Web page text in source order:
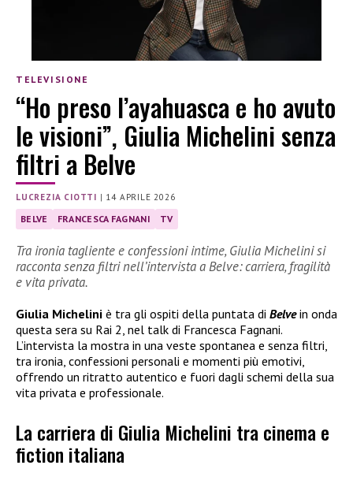
TELEVISIONE
“Ho preso l’ayahuasca e ho avuto
le visioni”, Giulia Michelini senza
filtri a Belve
LUCREZIA CIOTTI | 14 APRILE 2026
BELVE FRANCESCA FAGNANI TV
Tra ironia tagliente e confessioni intime, Giulia Michelini si
racconta senza filtri nell’intervista a Belve: carriera, fragilità
e vita privata.
Giulia Michelini è tra gli ospiti della puntata di Belve in onda
questa sera su Rai 2, nel talk di Francesca Fagnani.
L’intervista la mostra in una veste spontanea e senza filtri,
tra ironia, confessioni personali e momenti più emotivi,
offrendo un ritratto autentico e fuori dagli schemi della sua
vita privata e professionale.
La carriera di Giulia Michelini tra cinema e
fiction italiana